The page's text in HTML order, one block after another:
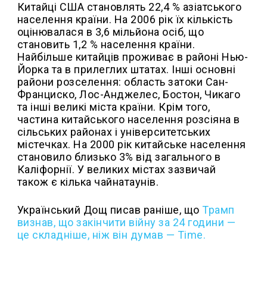
Китайці США становлять 22,4 % азіатського
населення країни. На 2006 рік їх кількість
оцінювалася в 3,6 мільйона осіб, що
становить 1,2 % населення країни.
Найбільше китайців проживає в районі Нью-
Йорка та в прилеглих штатах. Інші основні
райони розселення: область затоки Сан-
Франциско, Лос-Анджелес, Бостон, Чикаго
та інші великі міста країни. Крім того,
частина китайського населення розсіяна в
сільських районах і університетських
містечках. На 2000 рік китайське населення
становило близько 3% від загального в
Каліфорнії. У великих містах зазвичай
також є кілька чайнатаунів.
Український Дощ писав раніше, що Трамп
визнав, що закінчити війну за 24 години —
це складніше, ніж він думав — Time.